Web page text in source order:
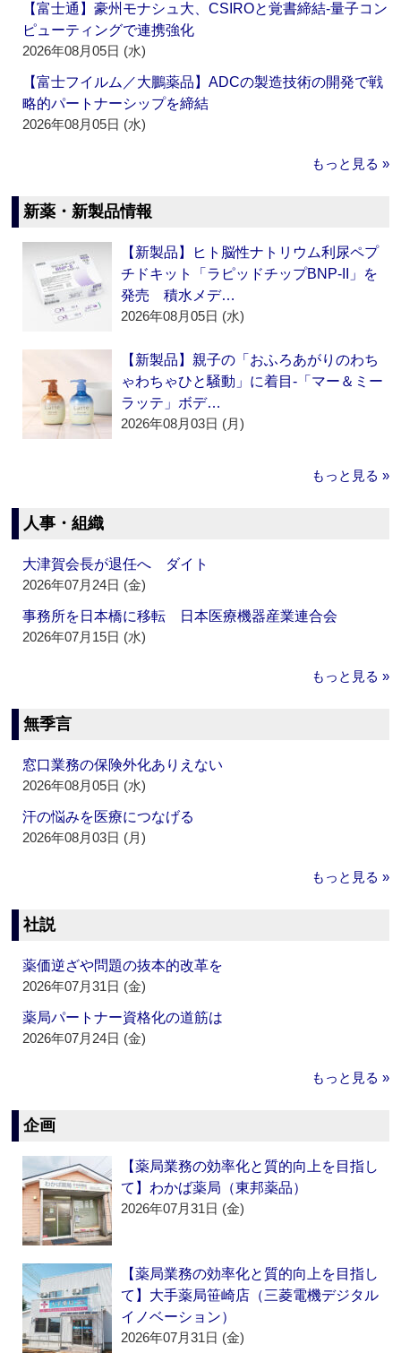
【富士通】豪州モナシュ大、CSIROと覚書締結‐量子コン
ピューティングで連携強化
2026年08月05日 (水)
【富士フイルム／大鵬薬品】ADCの製造技術の開発で戦
略的パートナーシップを締結
2026年08月05日 (水)
もっと見る »
新薬・新製品情報
【新製品】ヒト脳性ナトリウム利尿ペプ
チドキット「ラピッドチップBNP-II」を
発売 積水メデ…
2026年08月05日 (水)
【新製品】親子の「おふろあがりのわち
ゃわちゃひと騒動」に着目‐「マー＆ミー
ラッテ」ボデ…
2026年08月03日 (月)
もっと見る »
人事・組織
大津賀会長が退任へ ダイト
2026年07月24日 (金)
事務所を日本橋に移転 日本医療機器産業連合会
2026年07月15日 (水)
もっと見る »
無季言
窓口業務の保険外化ありえない
2026年08月05日 (水)
汗の悩みを医療につなげる
2026年08月03日 (月)
もっと見る »
社説
薬価逆ざや問題の抜本的改革を
2026年07月31日 (金)
薬局パートナー資格化の道筋は
2026年07月24日 (金)
もっと見る »
企画
【薬局業務の効率化と質的向上を目指し
て】わかば薬局（東邦薬品）
2026年07月31日 (金)
【薬局業務の効率化と質的向上を目指し
て】大手薬局笹崎店（三菱電機デジタル
イノベーション）
2026年07月31日 (金)